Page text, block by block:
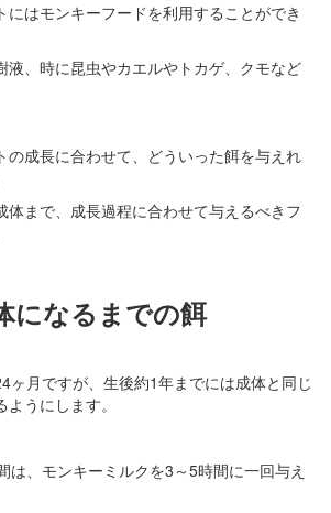
にはモンキーフードを利用することができ
液、時に昆虫やカエルやトカゲ、クモなど
の成長に合わせて、どういった餌を与えれ
体まで、成長過程に合わせて与えるべきフ
になるまでの餌
ヶ月ですが、生後約1年までには成体と同じ
うにします。
は、モンキーミルクを3～5時間に一回与え